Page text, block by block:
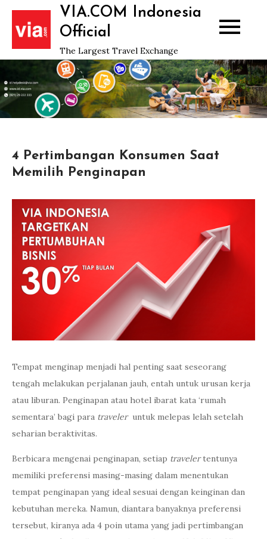
Skip
content
VIA.COM Indonesia
Official
The Largest Travel Exchange
4 Pertimbangan Konsumen Saat
Memilih Penginapan
Tempat menginap menjadi hal penting saat seseorang
tengah melakukan perjalanan jauh, entah untuk urusan kerja
atau liburan. Penginapan atau hotel ibarat kata ‘rumah
sementara’ bagi para traveleruntuk melepas lelah setelah
seharian beraktivitas.
Berbicara mengenai penginapan, setiap travelertentunya
memiliki preferensi masing-masing dalam menentukan
tempat penginapan yang ideal sesuai dengan keinginan dan
kebutuhan mereka. Namun, diantara banyaknya preferensi
tersebut, kiranya ada 4 poin utama yang jadi pertimbangan